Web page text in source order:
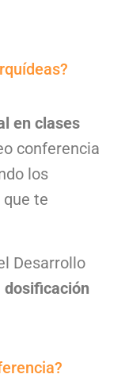
en clases
conferencia
los
te
Desarrollo
dosificación